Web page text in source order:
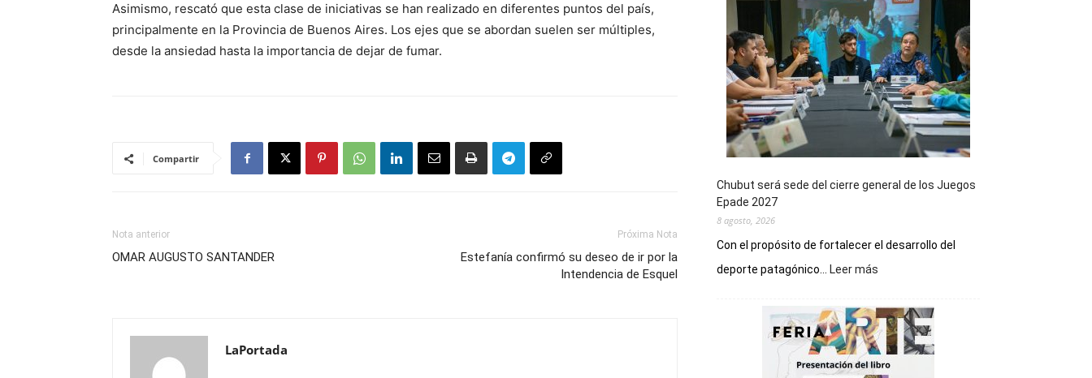
Asimismo, rescató que esta clase de iniciativas se han realizado en diferentes puntos del país,
principalmente en la Provincia de Buenos Aires. Los ejes que se abordan suelen ser múltiples,
desde la ansiedad hasta la importancia de dejar de fumar.
Compartir
Nota anterior
OMAR AUGUSTO SANTANDER
Próxima Nota
Estefanía confirmó su deseo de ir por la
Intendencia de Esquel
LaPortada
Chubut será sede del cierre general de los Juegos
Epade 2027
8 agosto, 2026
Con el propósito de fortalecer el desarrollo del
deporte patagónico...
Leer más
sede
del
cierre
general